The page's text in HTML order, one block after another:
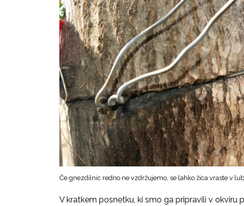
Če gnezdilnic redno ne vzdržujemo, se lahko žica vraste v
V kratkem posnetku, ki smo ga pripravili v okviru